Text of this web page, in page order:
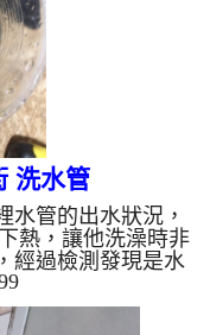
洗水管
水管的出水狀況，
熱，讓他洗澡時非
經過檢測發現是水
管路清洗機 ，開
，如下圖，客戶 謝
層油汙， 水管清